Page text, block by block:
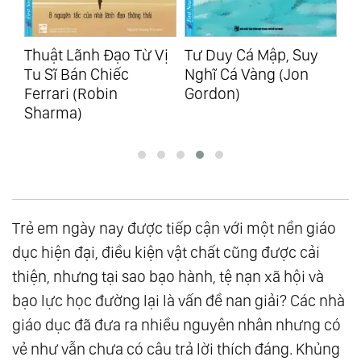
Tư Duy Cá Mập, Suy
Nghĩ Cá Vàng (Jon
Gordon)
Vượt Bẫy Cảm Xúc
(Susan David)
Trẻ em ngày nay được tiếp cận với một nền giáo
dục hiện đại, điều kiện vật chất cũng được cải
thiện, nhưng tại sao bạo hành, tệ nạn xã hội và
bạo lực học đường lại là vấn đề nan giải? Các nhà
giáo dục đã đưa ra nhiều nguyên nhân nhưng có
vẻ như vẫn chưa có câu trả lời thích đáng. Khủng